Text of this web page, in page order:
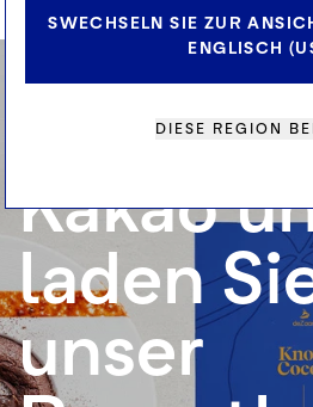
SWECHSELN SIE ZUR
ENGLISCH
DIESE REGION
Kakao
laden
unser